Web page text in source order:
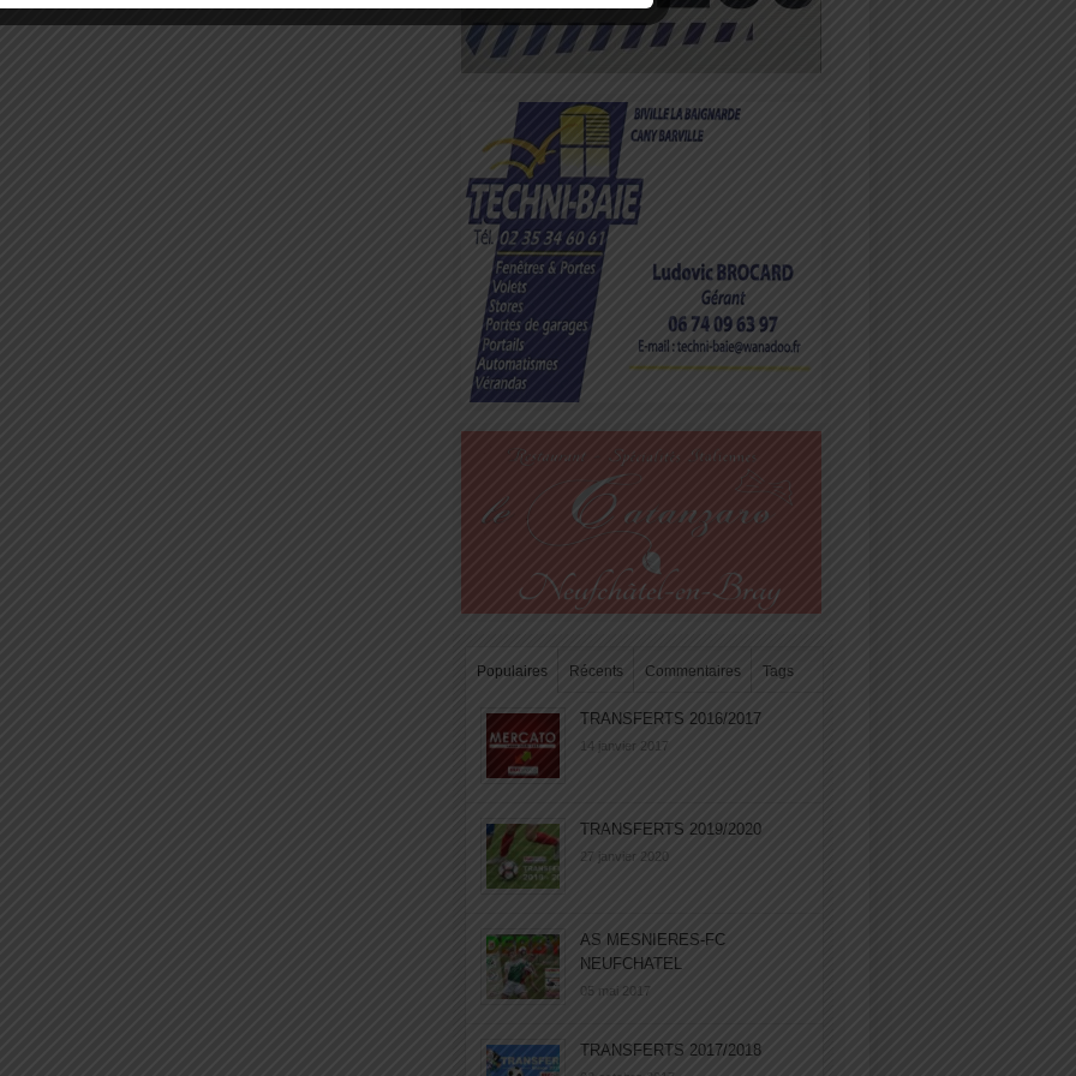
Populaires Récents Commentaires Tags
TRANSFERTS 2016/2017
14 janvier 2017
TRANSFERTS 2019/2020
27 janvier 2020
AS MESNIERES-FC
NEUFCHATEL
05 mai 2017
TRANSFERTS 2017/2018